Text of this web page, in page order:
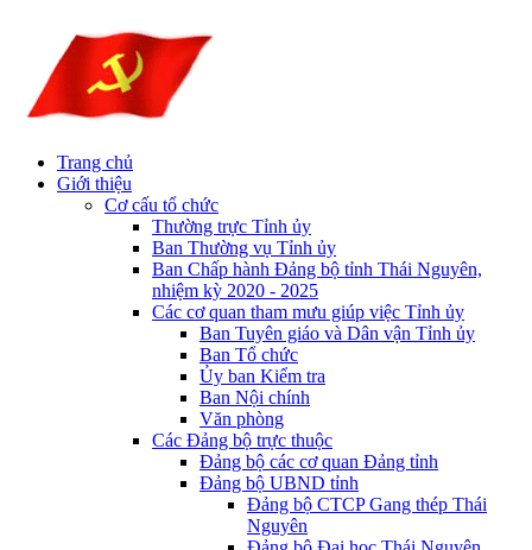
Trang chủ
Giới thiệu
Cơ cấu tổ chức
Thường trực Tỉnh ủy
Ban Thường vụ Tỉnh ủy
Ban Chấp hành Đảng bộ tỉnh Thái Nguyên,
nhiệm kỳ 2020 - 2025
Các cơ quan tham mưu giúp việc Tỉnh ủy
Ban Tuyên giáo và Dân vận Tỉnh ủy
Ban Tổ chức
Ủy ban Kiểm tra
Ban Nội chính
Văn phòng
Các Đảng bộ trực thuộc
Đảng bộ các cơ quan Đảng tỉnh
Đảng bộ UBND tỉnh
Đảng bộ CTCP Gang thép Thái
Nguyên